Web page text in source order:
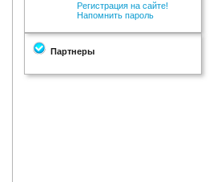
Регистрация на сайте!
Напомнить пароль
Партнеры